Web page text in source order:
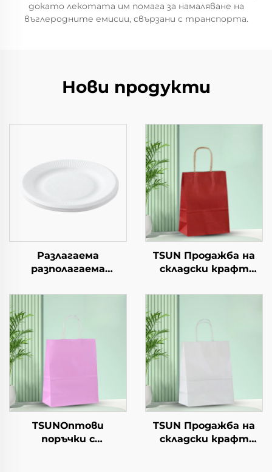
докато лекотата им помага за намаляване на
въглеродните емисии, свързани с транспорта.
Нови продукти
Разлагаема
разполагаема
салата, чашки за
закуски, суши, пица,
хляб, сладоледи,
шоколад, бургери - за
кейтеринг и
занаяти
TSUN Продажба на
складски крафт
персонален логотип
упаковка за Нова
година/Коледа
TSUNОптови
поръчки с
TSUN Продажба на
складски крафт